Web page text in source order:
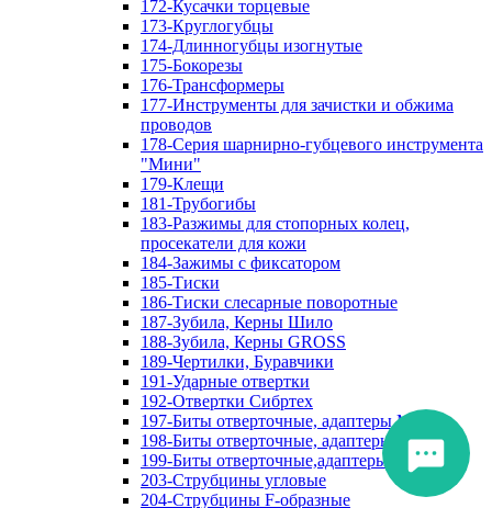
172-Кусачки торцевые
173-Круглогубцы
174-Длинногубцы изогнутые
175-Бокорезы
176-Трансформеры
177-Инструменты для зачистки и обжима
проводов
178-Серия шарнирно-губцевого инструмента
"Мини"
179-Клещи
181-Трубогибы
183-Разжимы для стопорных колец,
просекатели для кожи
184-Зажимы с фиксатором
185-Тиски
186-Тиски слесарные поворотные
187-Зубила, Керны Шило
188-Зубила, Керны GROSS
189-Чертилки, Буравчики
191-Ударные отвертки
192-Отвертки Сибртех
197-Биты отверточные, адаптеры Matrix
198-Биты отверточные, адаптеры Прочие
199-Биты отверточные,адаптеры Сибртех
203-Струбцины угловые
204-Струбцины F-образные